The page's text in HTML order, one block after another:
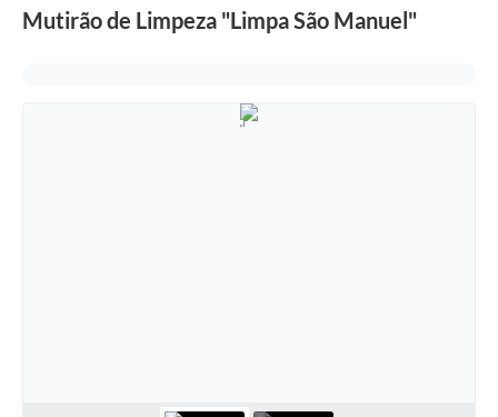
Mutirão de Limpeza "Limpa São Manuel"